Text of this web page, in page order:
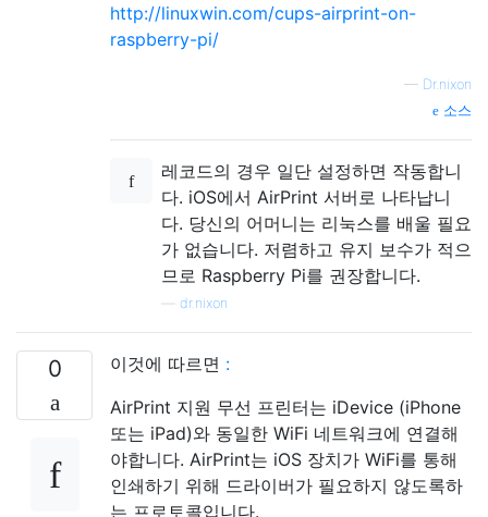
http://linuxwin.com/cups-airprint-on-
raspberry-pi/
— Dr.nixon
소스
레코드의 경우 일단 설정하면 작동합니
다. iOS에서 AirPrint 서버로 나타납니
다. 당신의 어머니는 리눅스를 배울 필요
가 없습니다. 저렴하고 유지 보수가 적으
므로 Raspberry Pi를 권장합니다.
dr.nixon
0 이것에 따르면 :
AirPrint 지원 무선 프린터는 iDevice (iPhone
또는 iPad)와 동일한 WiFi 네트워크에 연결해
야합니다. AirPrint는 iOS 장치가 WiFi를 통해
인쇄하기 위해 드라이버가 필요하지 않도록하
는 프로토콜입니다.